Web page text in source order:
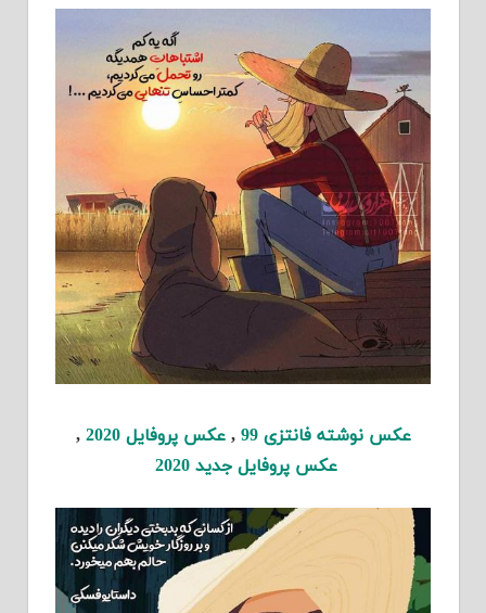
عکس نوشته فانتزی 99 ,عکس پروفایل 2020
,
عکس پروفایل جدید 2020